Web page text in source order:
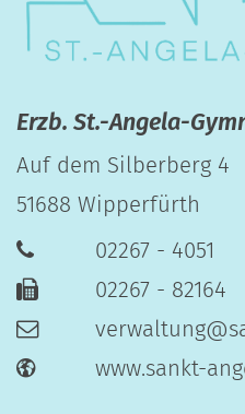
Erzb. St.-Angela-
Auf dem Silberberg 4
51688 Wipperfürth
02267 - 4051
02267 - 82164
www.sankt-